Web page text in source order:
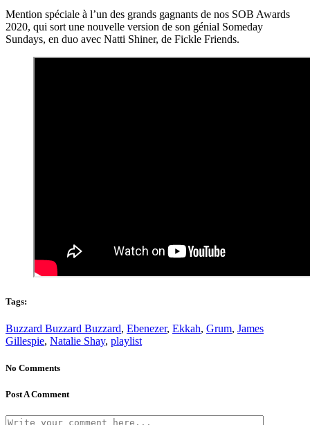
Mention spéciale à l’un des grands gagnants de nos SOB Awards
2020, qui sort une nouvelle version de son génial Someday
Sundays, en duo avec Natti Shiner, de Fickle Friends.
Tags:
Buzzard Buzzard Buzzard, Ebenezer, Ekkah, Grum, James
Gillespie, Natalie Shay, playlist
No Comments
Post A Comment